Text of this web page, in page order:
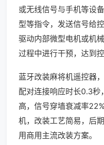
或无线信号与手机等设
型等指令，发送信号给
驱动内部微型电机或机
过程中进行干预，达到控
蓝牙改装麻将机遥控器
配对连接响应时长0.3秒
高，信号穿墙衰减率
机，改装工艺简易，后
用商用主流改装方案。